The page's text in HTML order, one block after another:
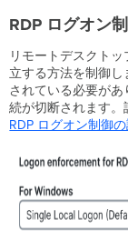
RDP ログオン
リモートデスクト
立する方法を制御
されている必要が
続が切断されます。
RDP ログオン制御